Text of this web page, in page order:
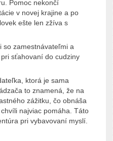
Pomoc nekončí
v novej krajine a po
ešte len zžíva s
so zamestnávateľmi a
sťahovaní do cudziny
ktorá je sama
to znamená, že na
zážitku, čo obnáša
najviac pomáha. Táto
pri vybavovaní myslí.